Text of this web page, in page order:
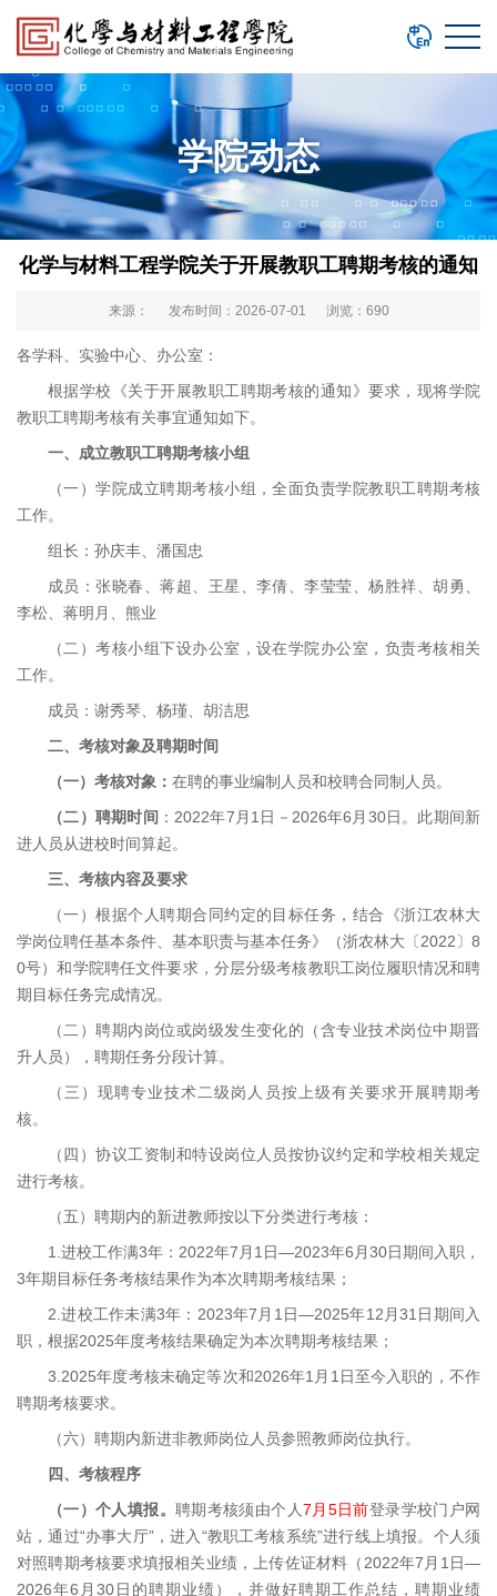
学院动态
化学与材料工程学院关于开展教职工聘期考核的通知
来源： 发布时间：2026-07-01 浏览： 690
各学科、实验中心、办公室：
根据学校《关于开展教职工聘期考核的通知》要求，现将学院
教职工聘期考核有关事宜通知如下。
一、成立教职工聘期考核小组
（一）学院成立聘期考核小组，全面负责学院教职工聘期考核
工作。
组长：孙庆丰、潘国忠
成员：张晓春、蒋超、王星、李倩、李莹莹、杨胜祥、胡勇、
李松、蒋明月、熊业
（二）考核小组下设办公室，设在学院办公室，负责考核相关
工作。
成员：谢秀琴、杨瑾、胡洁思
二、考核对象及聘期时间
（一）考核对象： 在聘的事业编制人员和校聘合同制人员。
（二）聘期时间 ：2022年7月1日－2026年6月30日。此期间新
进人员从进校时间算起。
三、考核内容及要求
（一）根据个人聘期合同约定的目标任务，结合《浙江农林大
学岗位聘任基本条件、基本职责与基本任务》（浙农林大〔2022〕8
0号）和学院聘任文件要求，分层分级考核教职工岗位履职情况和聘
期目标任务完成情况。
（二）聘期内岗位或岗级发生变化的（含专业技术岗位中期晋
升人员），聘期任务分段计算。
（三）现聘专业技术二级岗人员按上级有关要求开展聘期考
核。
（四）协议工资制和特设岗位人员按协议约定和学校相关规定
进行考核。
（五）聘期内的新进教师按以下分类进行考核：
1.进校工作满3年：2022年7月1日—2023年6月30日期间入职，
3年期目标任务考核结果作为本次聘期考核结果；
2.进校工作未满3年：2023年7月1日—2025年12月31日期间入
职，根据2025年度考核结果确定为本次聘期考核结果；
3.2025年度考核未确定等次和2026年1月1日至今入职的，不作
聘期考核要求。
（六）聘期内新进非教师岗位人员参照教师岗位执行。
四、考核程序
（一）个人填报。 聘期考核须由个人7月5日前登录学校门户网
站，通过“办事大厅”，进入“教职工考核系统”进行线上填报。个人须
对照聘期考核要求填报相关业绩，上传佐证材料（2022年7月1日—
2026年6月30日的聘期业绩），并做好聘期工作总结，聘期业绩